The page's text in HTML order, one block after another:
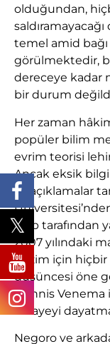
olduğundan,
temel amid bağı
görülmektedir,
dereceye kadar
bir durum
Her zaman
popüler bilim
evrim teorisi
Ancak eksik
ilk açıklamalar
ekip tarafından
2007 yılındaki
enzim için hiçbir
düşüncesi öne
Dennis Venema
hikayeyi
Negoro ve